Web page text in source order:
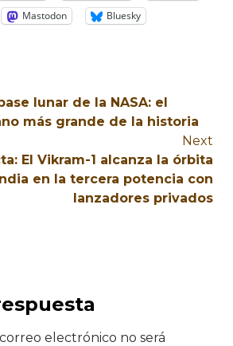
Mastodon Bluesky
lunar de la NASA: el
más grande de la historia
Next
El Vikram-1 alcanza la órbita
en la tercera potencia con
lanzadores privados
electrónico no será